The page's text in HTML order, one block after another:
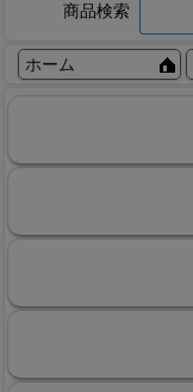
商品検索
ホーム